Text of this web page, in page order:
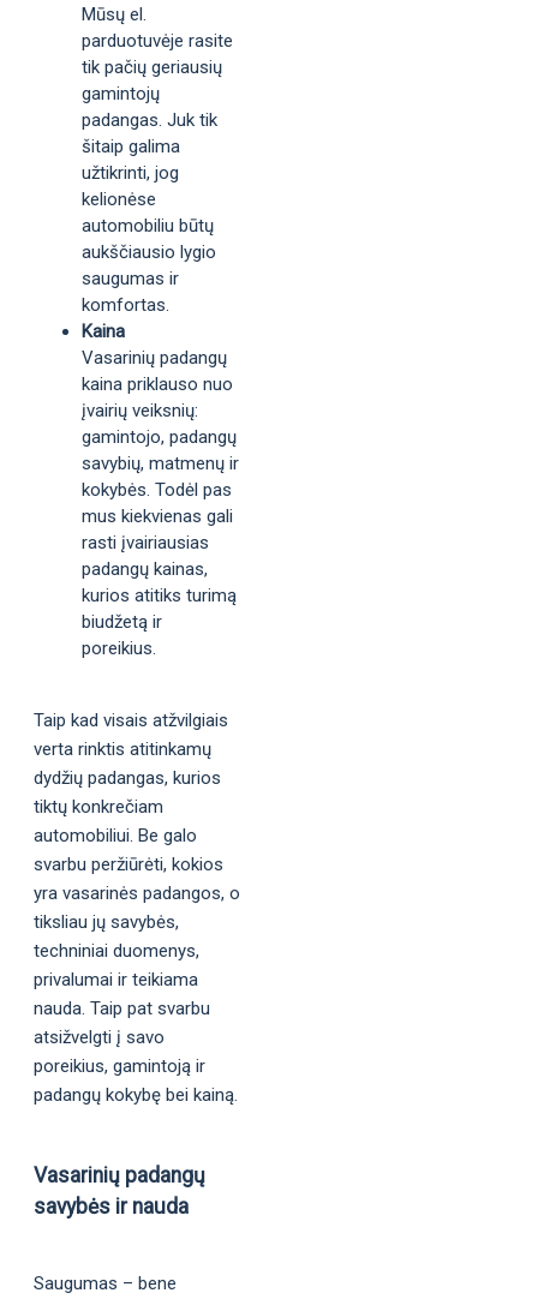
Mūsų el.
parduotuvėje rasite
tik pačių geriausių
gamintojų
padangas. Juk tik
šitaip galima
užtikrinti, jog
kelionėse
automobiliu būtų
aukščiausio lygio
saugumas ir
komfortas.
Kaina
Vasarinių padangų
kaina priklauso nuo
įvairių veiksnių:
gamintojo, padangų
savybių, matmenų ir
kokybės. Todėl pas
mus kiekvienas gali
rasti įvairiausias
padangų kainas,
kurios atitiks turimą
biudžetą ir
poreikius.
Taip kad visais atžvilgiais
verta rinktis atitinkamų
dydžių padangas, kurios
tiktų konkrečiam
automobiliui. Be galo
svarbu peržiūrėti, kokios
yra vasarinės padangos, o
tiksliau jų savybės,
techniniai duomenys,
privalumai ir teikiama
nauda. Taip pat svarbu
atsižvelgti į savo
poreikius, gamintoją ir
padangų kokybę bei kainą.
Vasarinių padangų
savybės ir nauda
Saugumas – bene